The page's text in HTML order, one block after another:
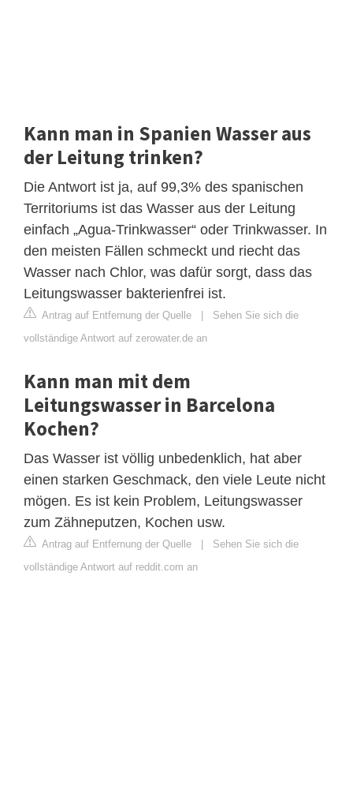
Kann man in Spanien Wasser aus
der Leitung trinken?
Die Antwort ist ja, auf 99,3% des spanischen
Territoriums ist das Wasser aus der Leitung
einfach „Agua-Trinkwasser“ oder Trinkwasser. In
den meisten Fällen schmeckt und riecht das
Wasser nach Chlor, was dafür sorgt, dass das
Leitungswasser bakterienfrei ist.
Antrag auf Entfernung der Quelle
Sehen Sie sich die
vollständige Antwort auf zerowater.de an
Kann man mit dem
Leitungswasser in Barcelona
Kochen?
Das Wasser ist völlig unbedenklich, hat aber
einen starken Geschmack, den viele Leute nicht
mögen. Es ist kein Problem, Leitungswasser
zum Zähneputzen, Kochen usw.
Antrag auf Entfernung der Quelle
Sehen Sie sich die
vollständige Antwort auf reddit.com an